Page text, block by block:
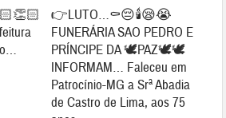
👉LUTO…⚰😔🕯😪😭
FUNERÁRIA SAO PEDRO E
PRÍNCIPE DA 🕊PAZ🕊🕊
INFORMAM… Faleceu em
Patrocínio-MG a Srª Abadia
de Castro de Lima, aos 75